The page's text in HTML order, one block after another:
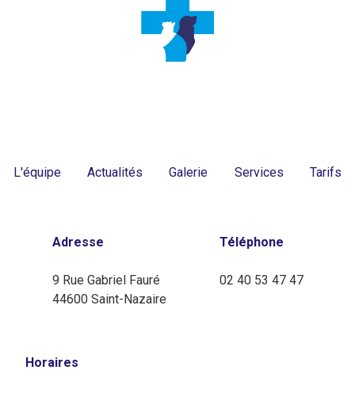
L'équipe Actualités Galerie Services Tarifs
Adresse
9 Rue Gabriel Fauré
44600 Saint-Nazaire
Téléphone
02 40 53 47 47
Horaires